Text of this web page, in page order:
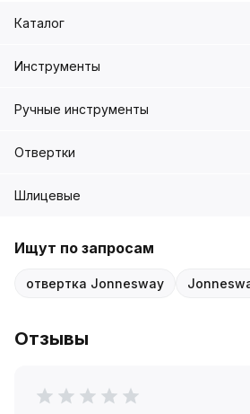
Каталог
Инструменты
Ручные инструменты
Отвертки
Шлицевые
Ищут по запросам
отвертка Jonnesway
Отзывы